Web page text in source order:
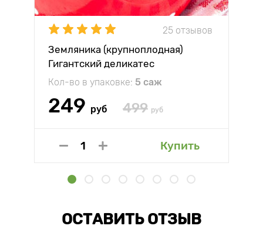
25 отзывов
Земляника (крупноплодная)
Гигантский деликатес
Кол-во в упаковке: 5 саж
249 руб 499 руб
Купить
ОСТАВИТЬ ОТЗЫВ